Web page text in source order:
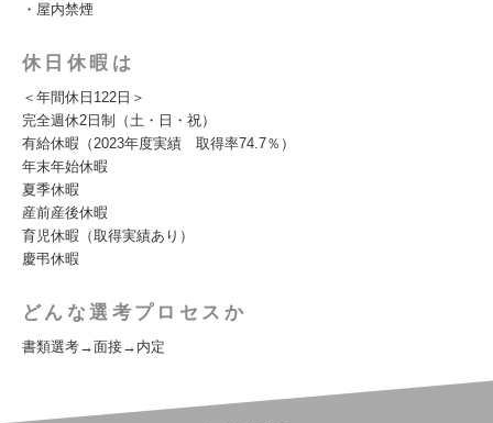
・屋内禁煙
休日休暇は
＜年間休日122日＞
完全週休2日制（土・日・祝）
有給休暇（2023年度実績 取得率74.7％）
年末年始休暇
夏季休暇
産前産後休暇
育児休暇（取得実績あり）
慶弔休暇
どんな選考プロセスか
書類選考→面接→内定